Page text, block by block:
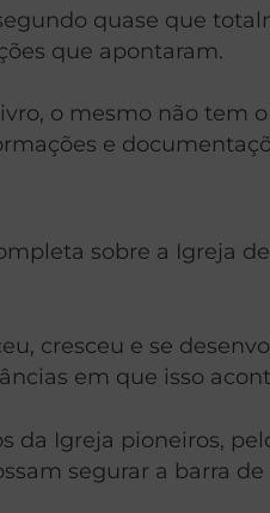
quase que
que apontaram.
o mesmo não tem
e
sobre a Igreja
cresceu e se
em que isso
da Igreja pioneiros,
segurar a barra